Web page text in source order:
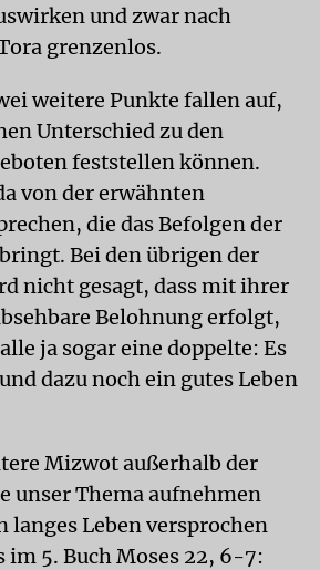
und zwar nach
grenzenlos.
weitere Punkte fallen auf,
Unterschied zu den
feststellen können.
von der erwähnten
die das Befolgen der
Bei den übrigen der
nicht gesagt, dass mit ihrer
Belohnung erfolgt,
ja sogar eine doppelte: Es
dazu noch ein gutes Leben
Mizwot außerhalb der
unser Thema aufnehmen
langes Leben versprochen
im 5. Buch Moses 22, 6-7: